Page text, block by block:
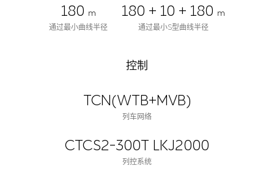
180 m
通过最小曲线半径
180 + 10 + 180 m
通过最小S型曲线半径
控制
TCN(WTB+MVB)
列车网络
CTCS2-300T LKJ2000
列控系统